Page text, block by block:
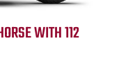
WITH 112